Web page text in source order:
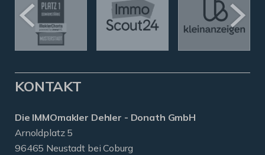
KONTAKT
Die IMMOmakler Dehler - Donath GmbH
Arnoldplatz 5
96465 Neustadt bei Coburg